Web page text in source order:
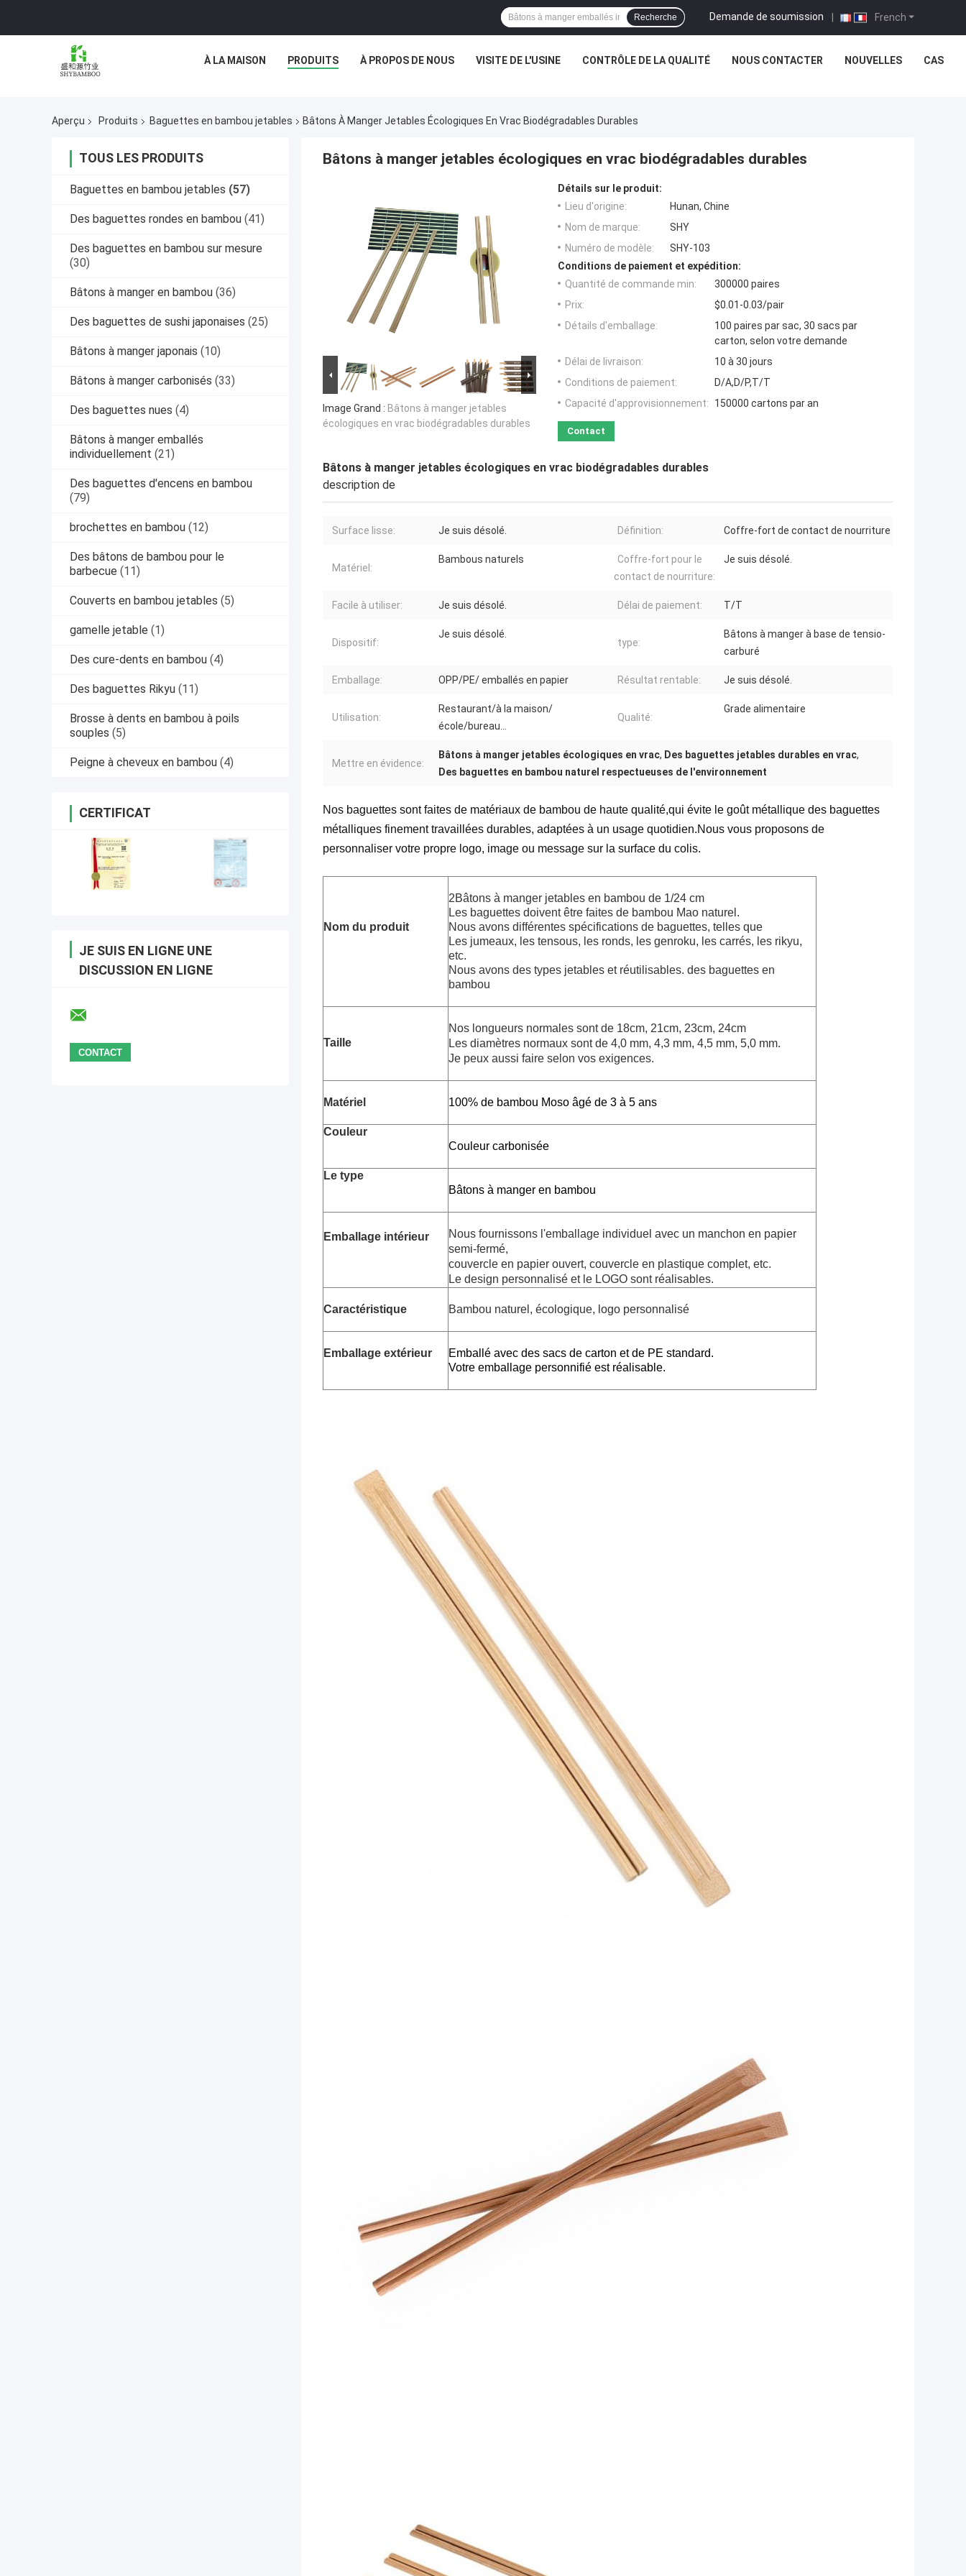
French
Demande de soumission |
Recherche
À LA MAISON PRODUITS À PROPOS DE NOUS VISITE DE L'USINE CONTRÔLE DE LA QUALITÉ NOUS CONTACTER NOUVELLES CAS
Aperçu Produits Baguettes en bambou jetables Bâtons À Manger Jetables Écologiques En Vrac Biodégradables Durables
TOUS LES PRODUITS
Baguettes en bambou jetables (57)
Des baguettes rondes en bambou (41)
Des baguettes en bambou sur mesure
(30)
Bâtons à manger en bambou (36)
Des baguettes de sushi japonaises (25)
Bâtons à manger japonais (10)
Bâtons à manger carbonisés (33)
Des baguettes nues (4)
Bâtons à manger emballés
individuellement (21)
Des baguettes d'encens en bambou
(79)
brochettes en bambou (12)
Des bâtons de bambou pour le
barbecue (11)
Couverts en bambou jetables (5)
gamelle jetable (1)
Des cure-dents en bambou (4)
Des baguettes Rikyu (11)
Brosse à dents en bambou à poils
souples (5)
Peigne à cheveux en bambou (4)
CERTIFICAT
JE SUIS EN LIGNE UNE
DISCUSSION EN LIGNE
Bâtons à manger jetables écologiques en vrac biodégradables durables
Image Grand : Bâtons à manger jetables
écologiques en vrac biodégradables durables
Détails sur le produit:
Lieu d'origine:
Hunan, Chine
Nom de marque:
SHY
Numéro de modèle:
SHY-103
Conditions de paiement et expédition:
Quantité de commande min:
300000 paires
Prix:
$0.01-0.03/pair
Détails d'emballage:
100 paires par sac, 30 sacs par
carton, selon votre demande
Délai de livraison:
10 à 30 jours
Conditions de paiement:
D/A,D/P,T/T
Capacité d'approvisionnement:
150000 cartons par an
Contact
Bâtons à manger jetables écologiques en vrac biodégradables durables
description de
Surface lisse: Je suis désolé. Définition: Coffre-fort de contact de nourriture
Matériel:
Bambous naturels
Coffre-fort pour le
contact de nourriture:
Je suis désolé.
Facile à utiliser: Je suis désolé. Délai de paiement: T/T
Dispositif:
Je suis désolé.
type:
Bâtons à manger à base de tensio-
carburé
Emballage: OPP/PE/ emballés en papier Résultat rentable: Je suis désolé.
Utilisation:
Restaurant/à la maison/
école/bureau…
Qualité:
Grade alimentaire
Mettre en évidence:
Bâtons à manger jetables écologiques en vrac, Des baguettes jetables durables en vrac,
Des baguettes en bambou naturel respectueuses de l'environnement
Nos baguettes sont faites de matériaux de bambou de haute qualité,qui évite le goût métallique des baguettes
métalliques finement travaillées durables, adaptées à un usage quotidien.Nous vous proposons de
personnaliser votre propre logo, image ou message sur la surface du colis.
Nom du produit
2Bâtons à manger jetables en bambou de 1/24 cm
Les baguettes doivent être faites de bambou Mao naturel.
Nous avons différentes spécifications de baguettes, telles que
Les jumeaux, les tensous, les ronds, les genroku, les carrés, les rikyu,
etc.
Nous avons des types jetables et réutilisables. des baguettes en
bambou
Taille
Nos longueurs normales sont de 18cm, 21cm, 23cm, 24cm
Les diamètres normaux sont de 4,0 mm, 4,3 mm, 4,5 mm, 5,0 mm.
Je peux aussi faire selon vos exigences.
Matériel 100% de bambou Moso âgé de 3 à 5 ans
Couleur
Couleur carbonisée
Le type
Bâtons à manger en bambou
Emballage intérieur
Nous fournissons l'emballage individuel avec un manchon en papier
semi-fermé,
couvercle en papier ouvert, couvercle en plastique complet, etc.
Le design personnalisé et le LOGO sont réalisables.
Caractéristique Bambou naturel, écologique, logo personnalisé
Emballage extérieur
Emballé avec des sacs de carton et de PE standard.
Votre emballage personnifié est réalisable.